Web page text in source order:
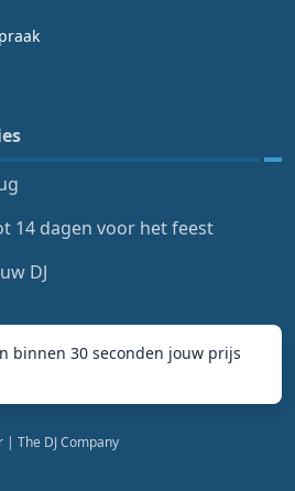
14 dagen voor het feest
DJ
binnen 30 seconden jouw prijs
| The DJ Company